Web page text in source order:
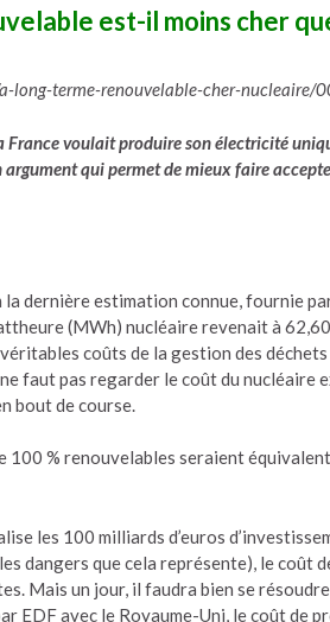
est-il moins cher
long-terme-renouvelable-cher-nucleaire/
France voulait produire son électricité
qui permet de mieux faire
la dernière estimation connue, fournie
(MWh) nucléaire revenait à
coûts de la gestion des
faut pas regarder le coût du nucléaire
bout de course.
100 % renouvelables seraient
les 100 milliards d’euros
dangers que cela représente), le
Mais un jour, il faudra bien se
EDF avec le Royaume-Uni, le coût de